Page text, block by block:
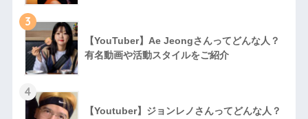
3
【YouTuber】Ae Jeongさんってどんな⼈？
有名動画や活動スタイルをご紹介
4
【Youtuber】ジョンレノさんってどんな人？